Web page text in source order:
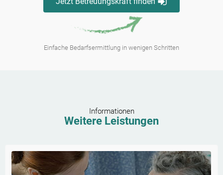
Einfache Bedarfsermittlung in wenigen Schritten
Informationen
Weitere Leistungen